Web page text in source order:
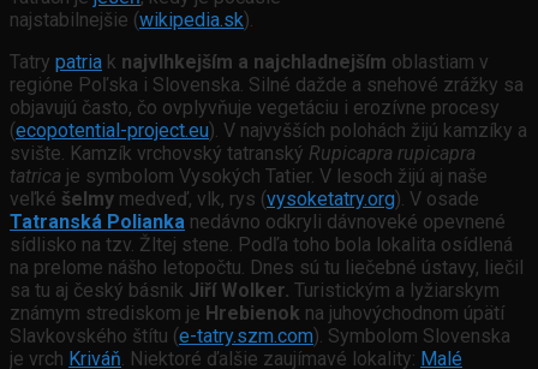
najstabilnejšie (wikipedia.sk).
Tatry patria k najvlhkejším a najchladnejším oblastiam v
regióne Poľska i Slovenska. Silné dažde a snehové zrážky sa
objavujú často, čo ovplyvňuje vegetáciu i erozívne procesy
(ecopotential-project.eu). V najvyšších polohách žijú kamzíky a
svište. Kamzík vrchovský tatranský Rupicapra rupicapra
tatrica je symbolom Vysokých Tatier. V lesoch žijú aj naše
veľké šelmy medveď, vlk, rys (vysoketatry.org). V osade
Tatranská Polianka nedávno odkryli dávnoveké opevnené
sídlisko na tzv. Žltej stene. Podľa toho bola lokalita osídlená
na prelome nášho letopočtu. Dnes sú tu liečebné ústavy, liečil
sa tu aj český básnik Jiří Wolker. Turistickým a lyžiarskym
známym strediskom je Hrebienok na juhovýchodnom úpätí
Slavkovského štítu (e-tatry.szm.com). Symbolom Slovenska
je vrch Kriváň. Niektoré ďalšie zaujímavé lokality: Malé